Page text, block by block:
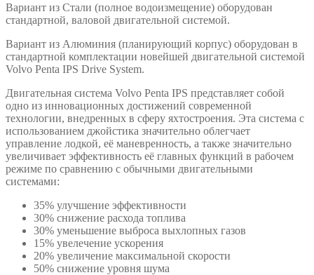
Вариант из Стали (полное водоизмещение) оборудован
стандартной, валовой двигательной системой.
Вариант из Алюминия (планирующий корпус) оборудован в
стандартной комплектации новейшей двигательной системой
Volvo Penta IPS Drive System.
Двигательная система Volvo Penta IPS представляет собой
одно из инновационных достижений современной
технологии, внедренных в сферу яхтостроения. Эта система с
использованием джойстика значительно облегчает
управление лодкой, её маневренность, а также значительно
увеличивает эффективность её главных функций в рабочем
режиме по сравнению с обычными двигательными
системами:
35% улучшение эффективности
30% снижение расхода топлива
30% уменьшение выброса выхлопных газов
15% увелечение ускорения
20% увеличение максимальной скорости
50% снижение уровня шума